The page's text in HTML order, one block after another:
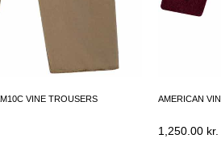
VINE TROUSERS AMERICAN
1,250.00 kr.